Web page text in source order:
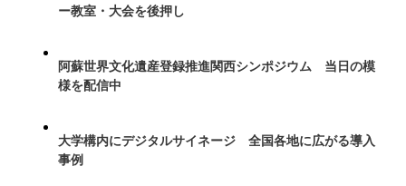
ー教室・大会を後押し
阿蘇世界文化遺産登録推進関西シンポジウム 当日の模
様を配信中
大学構内にデジタルサイネージ 全国各地に広がる導入
事例